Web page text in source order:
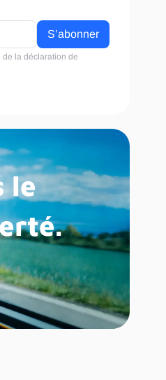
de la déclaration de
le